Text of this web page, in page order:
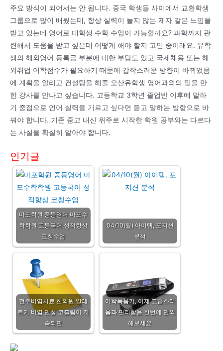
주요 방식이 되어서는 안 됩니다. 중국 학생들 사이에서 교환학생
그룹으로 많이 배웠는데, 항상 실력이 늘지 않는 제자 같은 느낌을
받고 있는데 영어로 대학생 수학 수업이 가능할까요? 과학까지 관
련해서 도움을 받고 싶은데 어떻게 해야 할지 고민 중이래요. 유학
생의 해외영어 등록금 부분에 대한 부담도 있고 국제채용 또는 해
외취업 어학점수가 필요하기 때문에 갑작스러운 방향이 바뀌었음
에 계획을 알리고 컨설팅을 해줄 오산유학생 영어과외의 믿을 만
한 강사를 만나고 싶습니다. 고등학교 3학년 졸업반 이후에 말하
기 중점으로 언어 실력을 기르고 싶다면 듣고 말하는 방향으로 바
꿔야 합니다. 기존 중고 내신 위주로 시작한 학원 공부와는 다르다
는 사실을 확실히 알아야 합니다.
인기글
마포학원 중등영어 마포수
학학원 고등국어 성적향상
코칭수업
04/10(월) 아이템, 포지션
분석
전주비염치료 한의원 알레
르기 비염 만성 코흘림이 지
속되면
어학녹음기, 이제 고급스러
움과 편리함을 한번에 만끽
해보세요